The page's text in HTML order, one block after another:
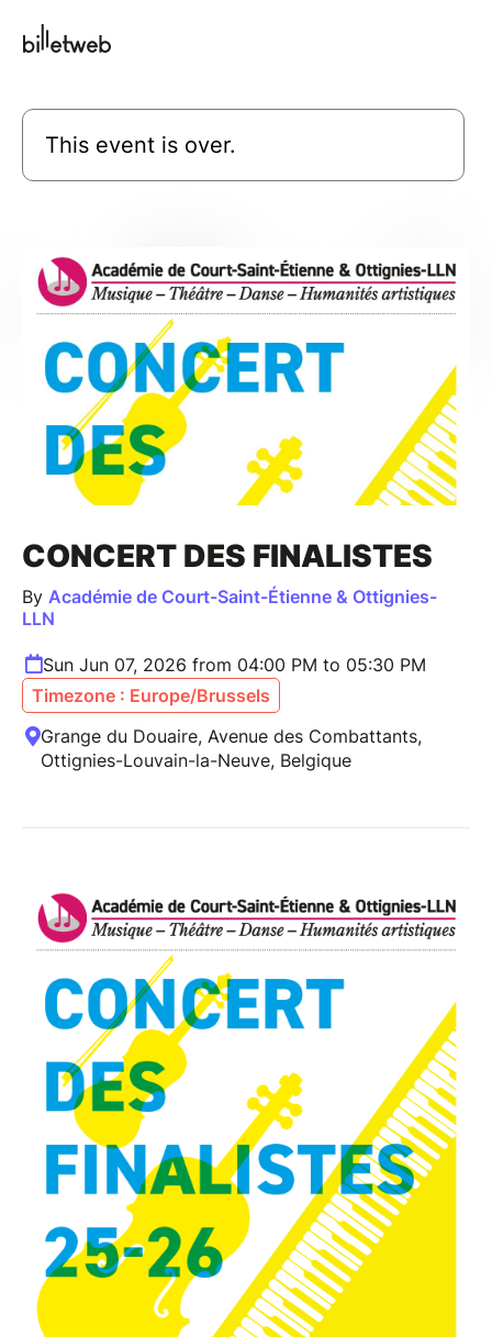
This event is over.
CONCERT DES FINALISTES
By Académie de Court-Saint-Étienne & Ottignies-
LLN
Sun Jun 07, 2026 from 04:00 PM to 05:30 PM
Timezone : Europe/Brussels
Grange du Douaire, Avenue des Combattants,
Ottignies-Louvain-la-Neuve, Belgique